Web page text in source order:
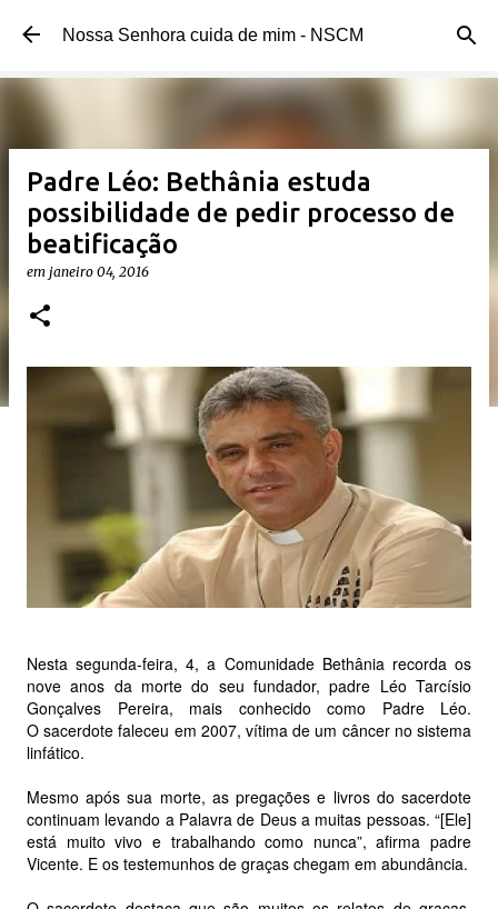
Pular para o conteúdo principal
Nossa Senhora cuida de mim - NSCM
Padre Léo: Bethânia estuda
possibilidade de pedir processo de
beatificação
em janeiro 04, 2016
Nesta segunda-feira, 4, a Comunidade Bethânia recorda os
nove anos da morte do seu fundador, padre Léo Tarcísio
Gonçalves Pereira, mais conhecido como Padre Léo.
O sacerdote faleceu em 2007, vítima de um câncer no sistema
linfático.
Mesmo após sua morte, as pregações e livros do sacerdote
continuam levando a Palavra de Deus a muitas pessoas. “[Ele]
está muito vivo e trabalhando como nunca”, afirma padre
Vicente. E os testemunhos de graças chegam em abundância.